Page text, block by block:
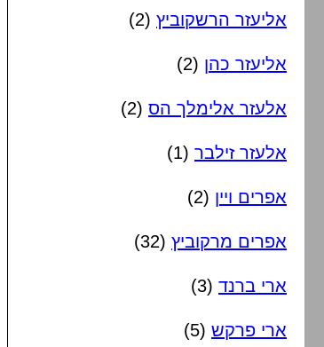
אליעזר הרשקוביץ (2)
אליעזר כהן (2)
אלעזר אלימלך הס (2)
אלעזר זילבר (1)
אפרים ויין (2)
אפרים מרקוביץ (32)
ארי ברנד (3)
ארי פרקש (5)